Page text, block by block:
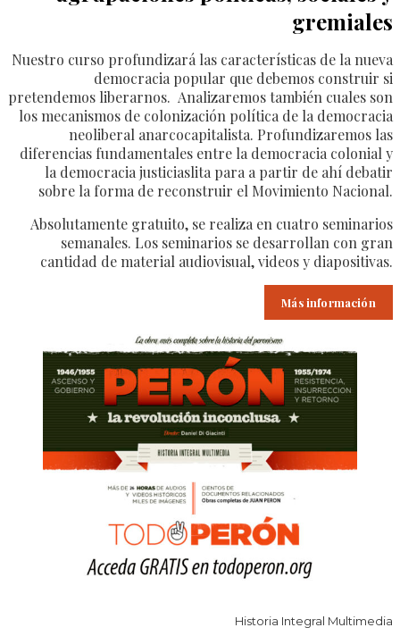
gremiales
Nuestro curso profundizará las características de la nueva
democracia popular que debemos construir si
pretendemos liberarnos. Analizaremos también cuales son
los mecanismos de colonización política de la democracia
neoliberal anarcocapitalista. Profundizaremos las
diferencias fundamentales entre la democracia colonial y
la democracia justiciaslita para a partir de ahí debatir
sobre la forma de reconstruir el Movimiento Nacional.
Absolutamente gratuito, se realiza en cuatro seminarios
semanales. Los seminarios se desarrollan con gran
cantidad de material audiovisual, videos y diapositivas.
Más información
Historia Integral Multimedia